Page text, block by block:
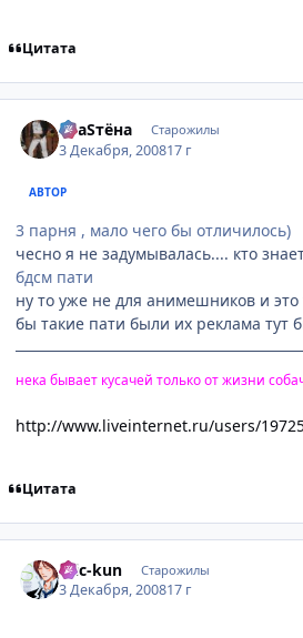
Цитата
SлаSтёна Старожилы
3 Декабря, 200817 г
АВТОР
3 парня , мало чего бы отличилось)
чесно я не задумывалась.... кто
бдсм пати
ну то уже не для анимешников и это
бы такие пати были их реклама тут
нека бывает кусачей только от жизни
http://www.liveinternet.ru/users/
Цитата
Eric-kun Старожилы
3 Декабря, 200817 г